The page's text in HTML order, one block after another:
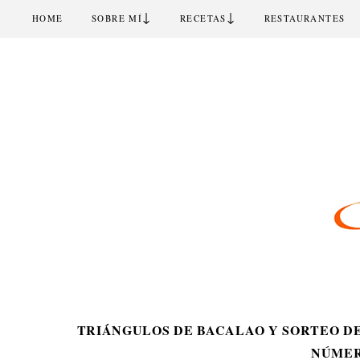
HOME SOBRE MÍ↓ RECETAS ↓ RESTAURANTES
TRIÁNGULOS DE BACALAO Y SORTEO